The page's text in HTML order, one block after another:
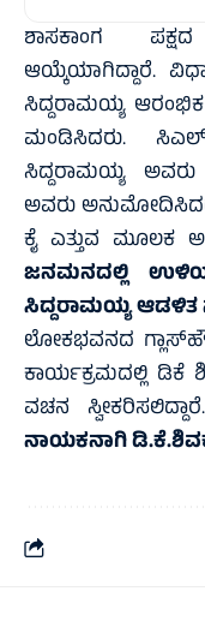
ಶಾಸಕಾಂಗ
ಆಯ್ಕೆಯಾಗಿದ್ದಾರೆ.
ಸಿದ್ದರಾಮಯ್ಯ
ಮಂಡಿಸಿದರು.
ಸಿದ್ದರಾಮಯ್ಯ ಅವರು
ಅವರು
ಕೈ ಎತ್ತುವ ಮೂಲಕ
ಜನಮನದಲ್ಲಿ
ಸಿದ್ದರಾಮಯ್ಯ ಆಡಳಿತ
ಲೋಕಭವನದ
ಕಾರ್ಯಕ್ರಮದಲ್ಲಿ ಡಿಕೆ
ವಚನ
ನಾಯಕನಾಗಿ